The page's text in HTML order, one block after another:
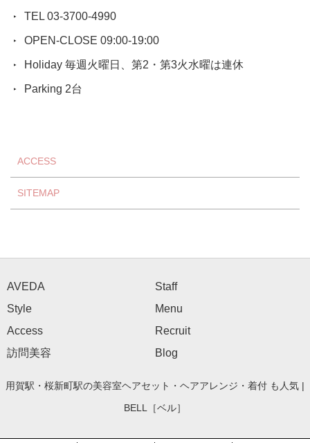
TEL 03-3700-4990
OPEN-CLOSE 09:00-19:00
Holiday 毎週火曜日、第2・第3火水曜は連休
Parking 2台
ACCESS
SITEMAP
AVEDA
Staff
Style
Menu
Access
Recruit
訪問美容
Blog
用賀駅・桜新町駅の美容室ヘアセット・ヘアアレンジ・着付 も人気 |
BELL［ベル］